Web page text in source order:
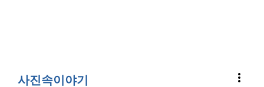
사진속이야기 more_vert